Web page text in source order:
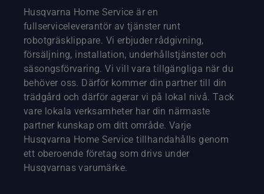
Husqvarna Home Service är en
fullserviceleverantör av tjänster runt
robotgräsklippare. Vi erbjuder rådgivning,
försäljning, installation, underhållstjänster och
säsongsförvaring. Vi vill vara tillgängliga när du
behöver oss. Därför kommer din partner till din
trädgård och därför agerar vi på lokal nivå. Tack
vare lokala verksamheter har din närmaste
partner kunskap om ditt område. Varje
Husqvarna Home Service tillhandahålls genom
ett oberoende företag som drivs under
Husqvarnas varumärke.